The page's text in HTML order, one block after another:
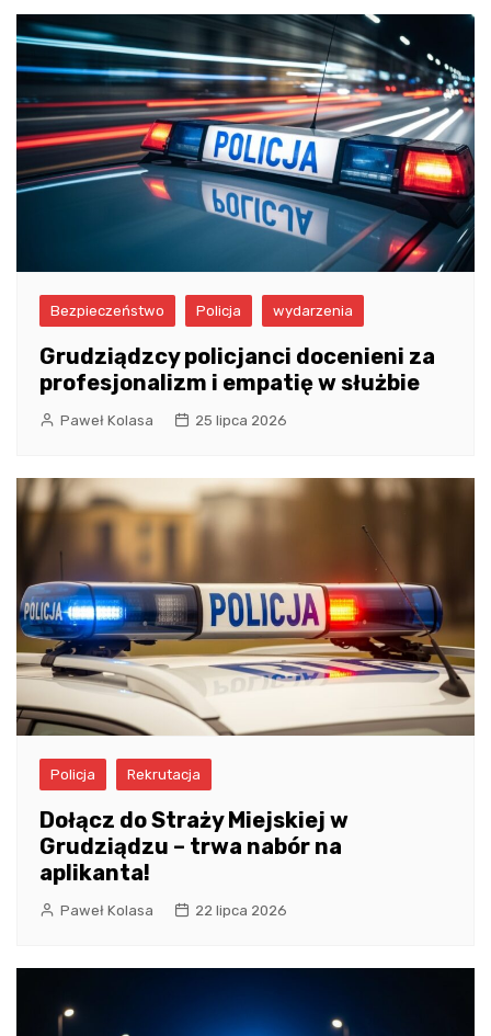
Bezpieczeństwo Policja wydarzenia
Grudziądzcy policjanci docenieni za
profesjonalizm i empatię w służbie
Paweł Kolasa 25 lipca 2026
Policja Rekrutacja
Dołącz do Straży Miejskiej w
Grudziądzu – trwa nabór na
aplikanta!
Paweł Kolasa 22 lipca 2026